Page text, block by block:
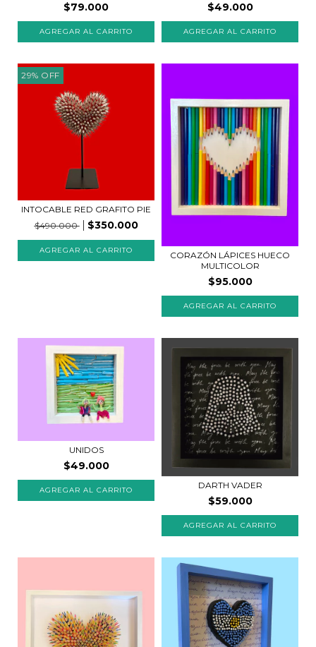
$79.000 $49.000
29% OFF
INTOCABLE RED GRAFITO PIE
$490.000
$350.000
CORAZÓN LÁPICES HUECO
MULTICOLOR
$95.000
UNIDOS
$49.000
DARTH VADER
$59.000